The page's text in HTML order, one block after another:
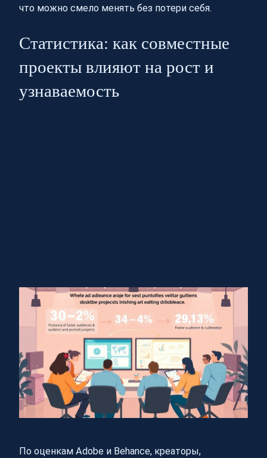
что можно смело менять без потери себя.
Статистика: как совместные
проекты влияют на рост и
узнаваемость
По оценкам Adobe и Behance, креаторы,